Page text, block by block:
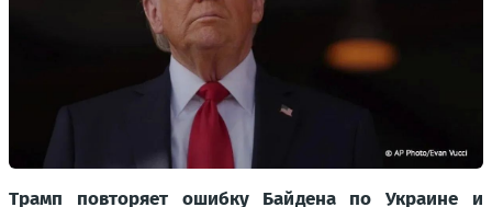
Трамп повторяет ошибку Байдена по Украине и